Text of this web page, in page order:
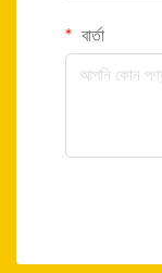
বার্তা